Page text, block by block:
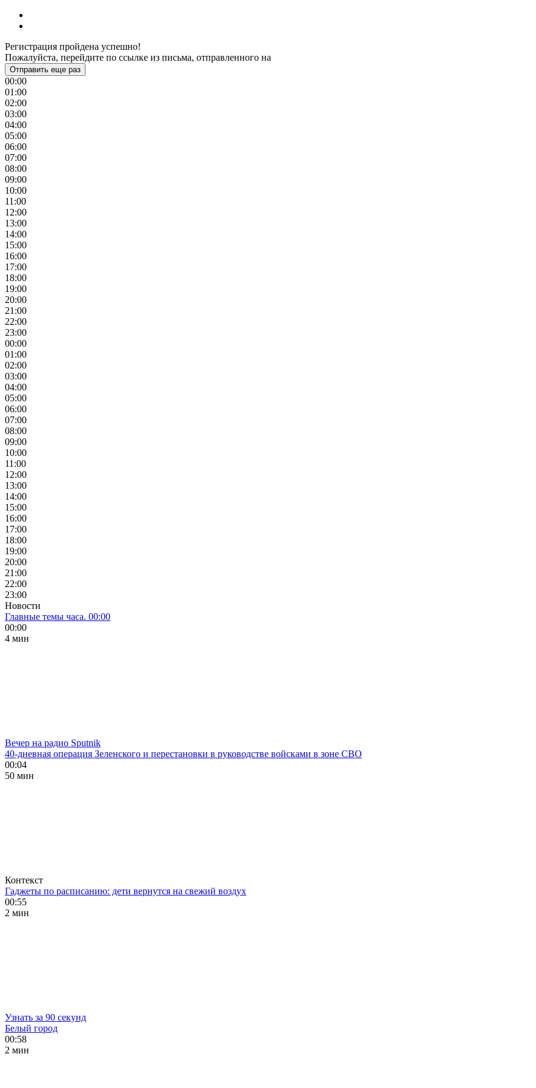
Регистрация пройдена успешно!
Пожалуйста, перейдите по ссылке из письма, отправленного на
Отправить еще раз
00:00
01:00
02:00
03:00
04:00
05:00
06:00
07:00
08:00
09:00
10:00
11:00
12:00
13:00
14:00
15:00
16:00
17:00
18:00
19:00
20:00
21:00
22:00
23:00
00:00
01:00
02:00
03:00
04:00
05:00
06:00
07:00
08:00
09:00
10:00
11:00
12:00
13:00
14:00
15:00
16:00
17:00
18:00
19:00
20:00
21:00
22:00
23:00
Новости
Главные темы часа. 00:00
00:00
4 мин
Вечер на радио Sputnik
40-дневная операция Зеленского и перестановки в руководстве войсками в зоне СВО
00:04
50 мин
Контекст
Гаджеты по расписанию: дети вернутся на свежий воздух
00:55
2 мин
Узнать за 90 секунд
Белый город
00:58
2 мин